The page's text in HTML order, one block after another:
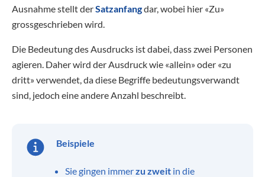
Ausnahme stellt derSatzanfangdar, wobei hier «Zu»
grossgeschrieben wird.
Die Bedeutung des Ausdrucks ist dabei, dass zwei Personen
agieren. Daher wird der Ausdruck wie «allein» oder «zu
dritt» verwendet, da diese Begriffe bedeutungsverwandt
sind, jedoch eine andere Anzahl beschreibt.
Beispiele
Sie gingen immerzu zweit in die